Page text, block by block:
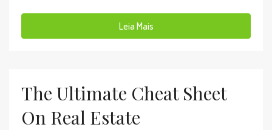
Leia Mais
The Ultimate Cheat Sheet
On Real Estate